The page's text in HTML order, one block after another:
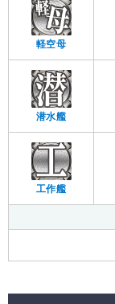
軽空母
潜水艦
工作艦